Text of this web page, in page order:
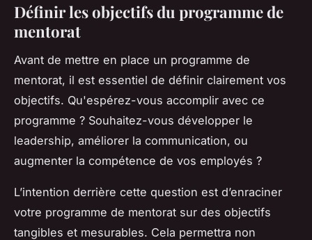
Définir les objectifs du programme de
mentorat
Avant de mettre en place un programme de
mentorat, il est essentiel de définir clairement vos
objectifs. Qu'espérez-vous accomplir avec ce
programme ? Souhaitez-vous développer le
leadership, améliorer la communication, ou
augmenter la compétence de vos employés ?
L’intention derrière cette question est d’enraciner
votre programme de mentorat sur des objectifs
tangibles et mesurables. Cela permettra non